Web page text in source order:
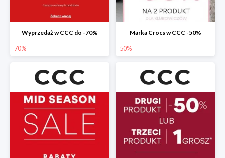
Wyprzedaż w CCC do -70%
70%
Marka Crocs w CCC -50%
50%